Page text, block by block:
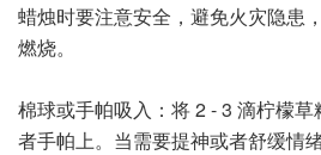
蜡烛时要注意安全，避免火灾隐患
燃烧。
棉球或手帕吸入：将 2 - 3 滴柠檬
者手帕上。当需要提神或者舒缓情